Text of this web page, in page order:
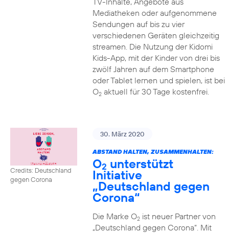
Mediatheken oder aufgenommene
Sendungen auf bis zu vier
verschiedenen Geräten gleichzeitig
streamen. Die Nutzung der Kidomi
Kids-App, mit der Kinder von drei bis
zwölf Jahren auf dem Smartphone
oder Tablet lernen und spielen, ist bei
O2aktuell für 30 Tage kostenfrei.
Credits: Deutschland
gegen Corona
30. März 2020
ABSTAND HALTEN, ZUSAMMENHALTEN:
O2 unterstützt
Initiative
„Deutschland gegen
Corona“
Die Marke O2ist neuer Partner von
„Deutschland gegen Corona“. Mit